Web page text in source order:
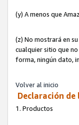
(y) A menos que
(z) No mostrará en
cualquier sitio que
forma, ningún dato,
Volver al inicio
Declaración
1. Productos